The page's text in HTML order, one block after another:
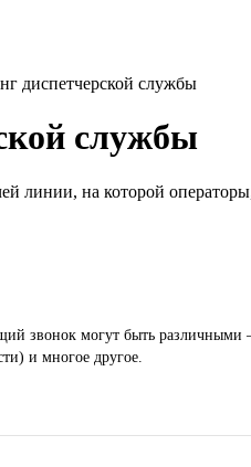
диспетчерской службы
службы
линии, на которой
звонок могут быть различными
и многое другое.